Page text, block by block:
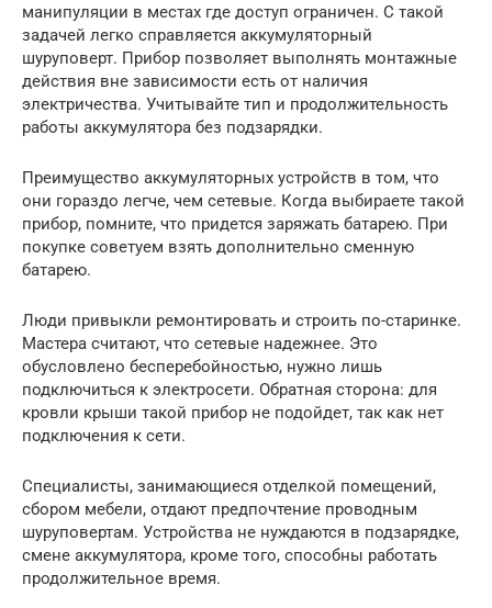
манипуляции в местах где доступ ограничен. С такой
задачей легко справляется аккумуляторный
шуруповерт. Прибор позволяет выполнять монтажные
действия вне зависимости есть от наличия
электричества. Учитывайте тип и продолжительность
работы аккумулятора без подзарядки.
Преимущество аккумуляторных устройств в том, что
они гораздо легче, чем сетевые. Когда выбираете такой
прибор, помните, что придется заряжать батарею. При
покупке советуем взять дополнительно сменную
батарею.
Люди привыкли ремонтировать и строить по-старинке.
Мастера считают, что сетевые надежнее. Это
обусловлено бесперебойностью, нужно лишь
подключиться к электросети. Обратная сторона: для
кровли крыши такой прибор не подойдет, так как нет
подключения к сети.
Специалисты, занимающиеся отделкой помещений,
сбором мебели, отдают предпочтение проводным
шуруповертам. Устройства не нуждаются в подзарядке,
смене аккумулятора, кроме того, способны работать
продолжительное время.